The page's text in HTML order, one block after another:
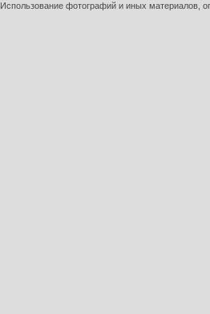
Использование фотографий и иных материалов,